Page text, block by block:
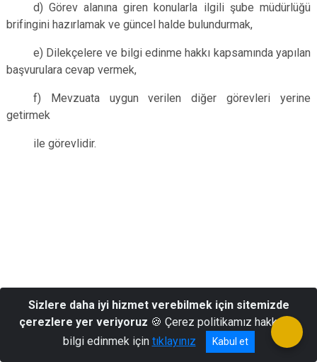
d) Görev alanına giren konularla ilgili şube müdürlüğü
brifingini hazırlamak ve güncel halde bulundurmak,
e) Dilekçelere ve bilgi edinme hakkı kapsamında yapılan
başvurulara cevap vermek,
f) Mevzuata uygun verilen diğer görevleri yerine
getirmek
ile görevlidir.
ÜÇÜNCÜ KISIM
Sizlere daha iyi hizmet verebilmek için sitemizde
çerezlere yer veriyoruz 🍪 Çerez politikamız hakkında
bilgi edinmek için tıklayınız Kabul et